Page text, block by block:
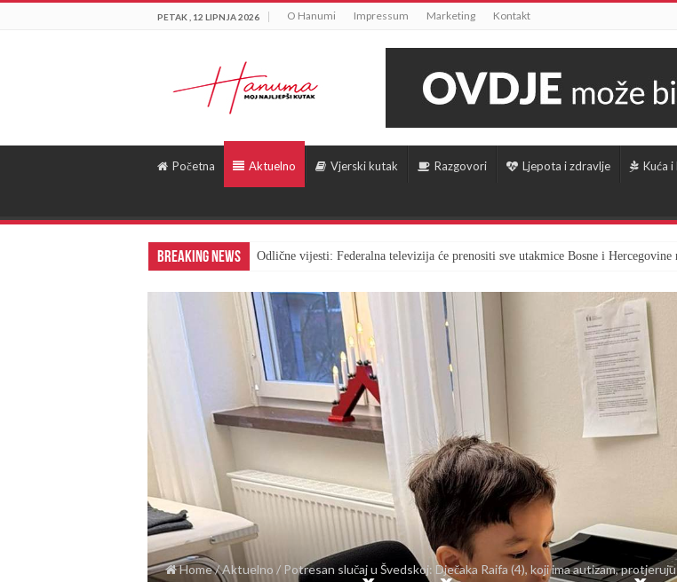
PETAK , 12 LIPNJA 2026 O Hanumi Impressum Marketing Kontakt
Početna Aktuelno Vjerski kutak Razgovori Ljepota i zdravlje Kuća i
Breaking News Odlične vijesti: Federalna televizija će prenositi sve utakmice Bosne i Hercegovine
Home/Aktuelno / Potresan slučaj u Švedskoj: Dječaka Raifa (4), koji ima autizam,